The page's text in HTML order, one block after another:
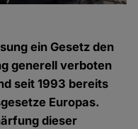
ein Gesetz den
generell verboten
seit 1993 bereits
Europas.
dieser